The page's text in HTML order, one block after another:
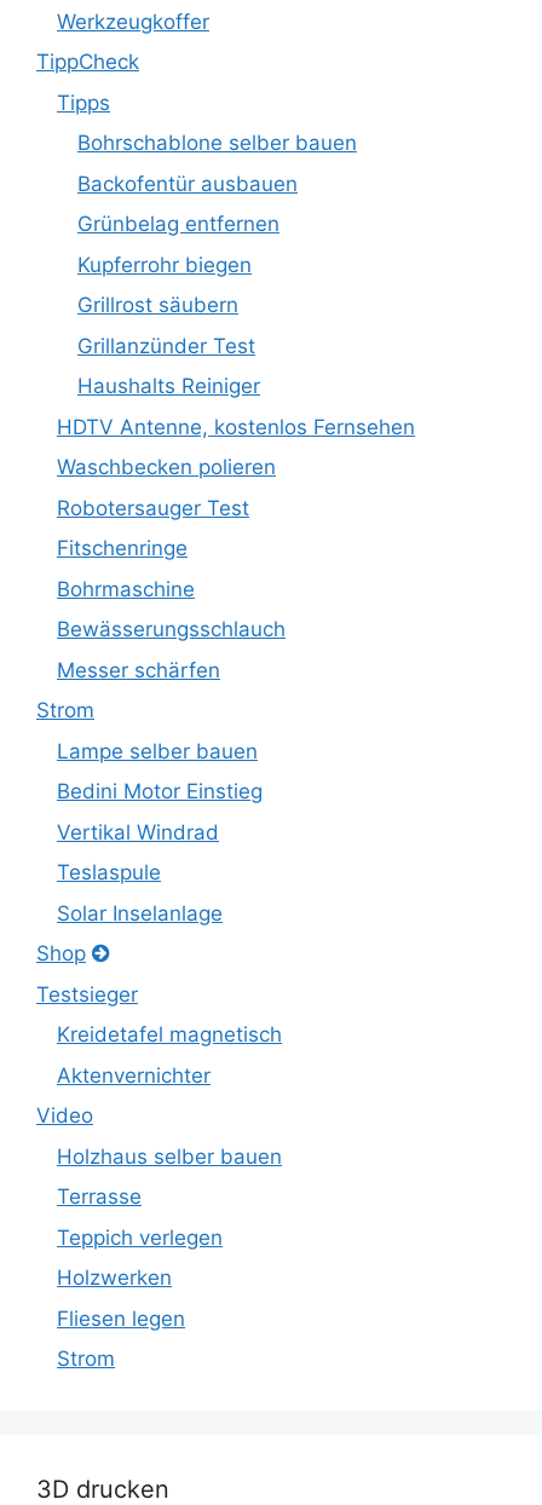
Werkzeugkoffer
TippCheck
Tipps
Bohrschablone selber bauen
Backofentür ausbauen
Grünbelag entfernen
Kupferrohr biegen
Grillrost säubern
Grillanzünder Test
Haushalts Reiniger
HDTV Antenne, kostenlos Fernsehen
Waschbecken polieren
Robotersauger Test
Fitschenringe
Bohrmaschine
Bewässerungsschlauch
Messer schärfen
Strom
Lampe selber bauen
Bedini Motor Einstieg
Vertikal Windrad
Teslaspule
Solar Inselanlage
Shop
Testsieger
Kreidetafel magnetisch
Aktenvernichter
Video
Holzhaus selber bauen
Terrasse
Teppich verlegen
Holzwerken
Fliesen legen
Strom
3D drucken